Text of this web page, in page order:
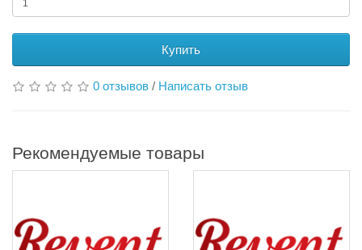
Купить
0 отзывов / Написать отзыв
Рекомендуемые товары